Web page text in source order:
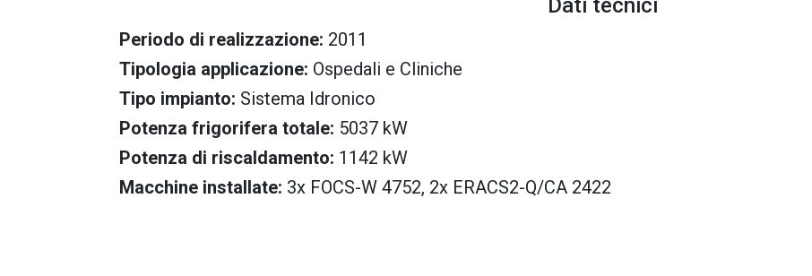
Dati tecnici
Periodo di realizzazione: 2011
Tipologia applicazione: Ospedali e Cliniche
Tipo impianto: Sistema Idronico
Potenza frigorifera totale: 5037 kW
Potenza di riscaldamento: 1142 kW
Macchine installate: 3x FOCS-W 4752, 2x ERACS2-Q/CA 2422